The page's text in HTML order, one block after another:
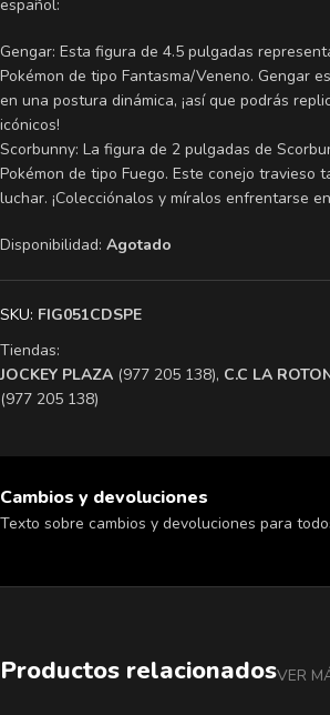
español:
Gengar: Esta figura de 4.5 pulgadas
Pokémon de tipo Fantasma/Veneno. Gengar
en una postura dinámica, ¡así que podrás
icónicos!
Scorbunny: La figura de 2 pulgadas de
Pokémon de tipo Fuego. Este conejo travieso
luchar. ¡Colecciónalos y míralos enfrentarse
Disponibilidad: Agotado
SKU: FIG051CDSPE
Tiendas:
​JOCKEY PLAZA (977 205 138), ​C.C LA
(977 205 138)
Cambios y devoluciones
Texto sobre cambios y devoluciones para
Productos relacionadosVER